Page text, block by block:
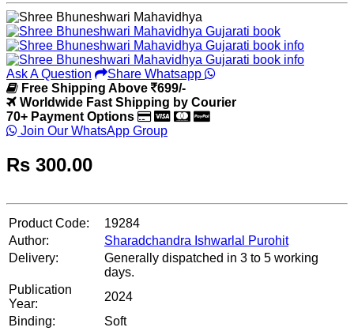
Ask A Question
Share Whatsapp
Free Shipping Above
699/-
Worldwide Fast Shipping by Courier
70+ Payment Options
Join Our WhatsApp Group
Rs 300.00
Product Code:
19284
Author:
Sharadchandra Ishwarlal Purohit
Delivery:
Generally dispatched in 3 to 5 working
days.
Publication
Year:
2024
Binding:
Soft